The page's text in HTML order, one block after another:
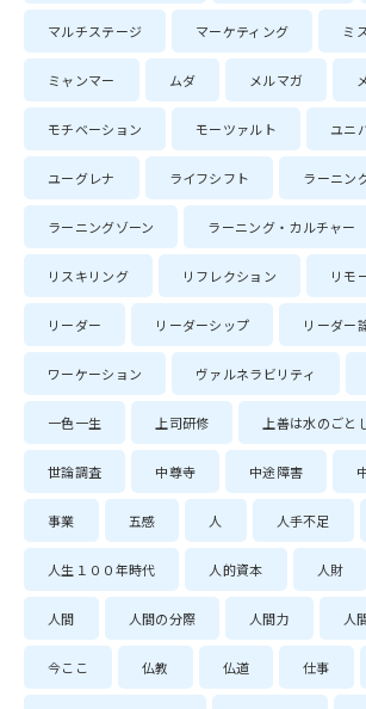
マルチステージ マーケティング ミ
ミャンマー ムダ メルマガ
モチベーション モーツァルト ユニ
ユーグレナ ライフシフト ラーニン
ラーニングゾーン ラーニング・カルチャー
リスキリング リフレクション リモ
リーダー リーダーシップ リーダー
ワーケーション ヴァルネラビリティ
一色一生 上司研修 上善は水のごと
世論調査 中尊寺 中途障害
事業 五感 人 人手不足
人生１００年時代 人的資本 人財
人間 人間の分際 人間力 人
今ここ 仏教 仏道 仕事